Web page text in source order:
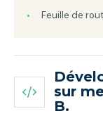
Feuille de
sur
B.